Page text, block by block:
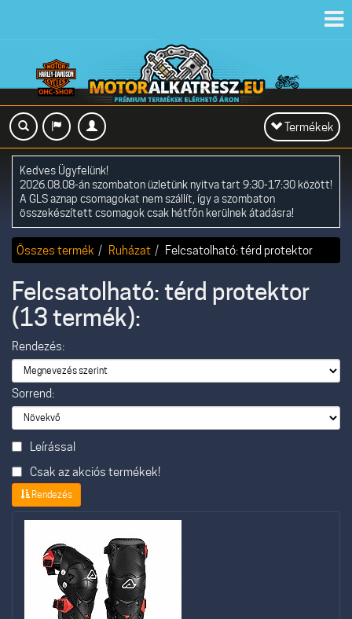
Toggle
navigation
Termékek
Kedves Ügyfelünk!
2026.08.08-án szombaton üzletünk nyitva tart 9:30-17:30 között!
A GLS aznap csomagokat nem szállít, így a szombaton
összekészített csomagok csak hétfőn kerülnek átadásra!
Összes termék Ruházat Felcsatolható: térd protektor
Felcsatolható: térd protektor
(13 termék):
Rendezés:
Sorrend:
Leírással
Csak az akciós termékek!
Rendezés